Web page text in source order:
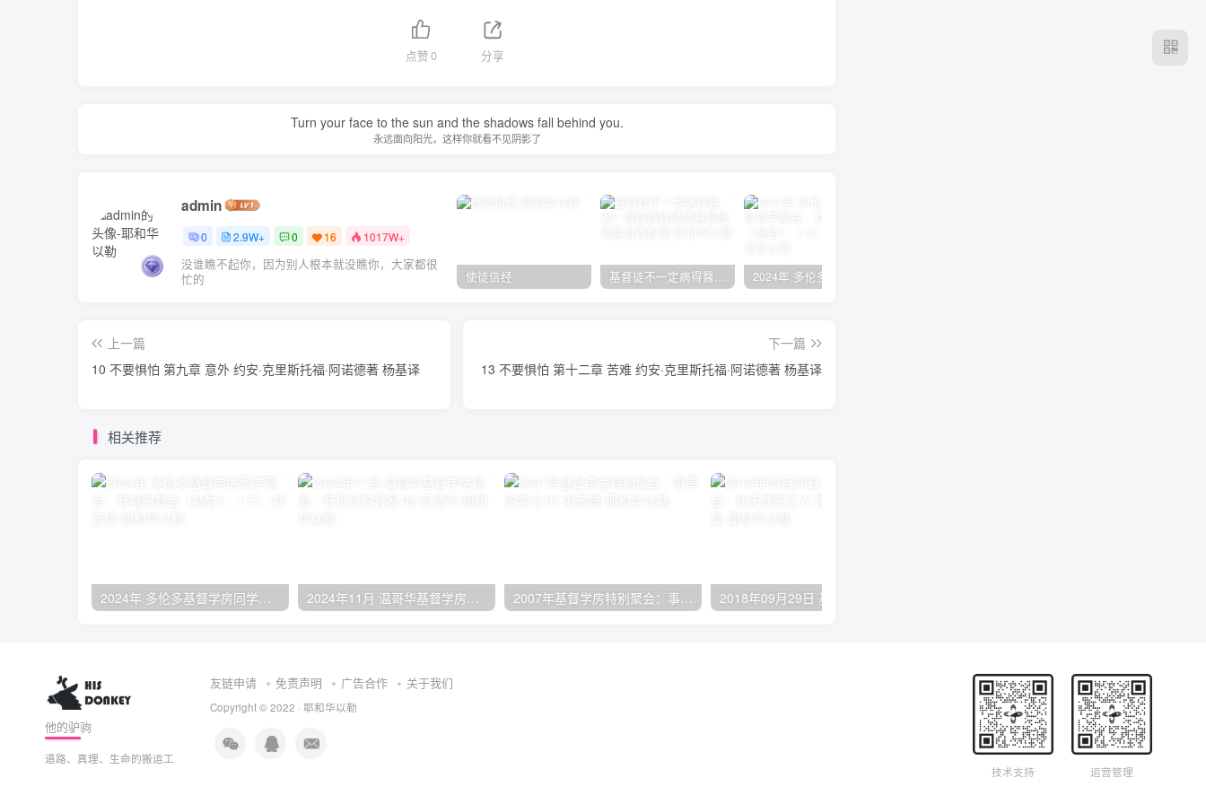
点赞0 分享
Turn your face to the sun and the shadows fall behind you.
永远面向阳光，这样你就看不见阴影了
admin
0 2.9W+ 0 16 1017W+
没谁瞧不起你，因为别人根本就没瞧你，大家都很
忙的
使徒信经
上一篇
10 不要惧怕 第九章 意外 约安·克里斯托福·阿诺德著 杨基译
下一篇
13 不要惧怕 第十二章 苦难 约安·克里斯托福·阿诺德著 杨基译
相关推荐
他的驴驹
道路、真理、生命的搬运工
友链申请 免责声明 广告合作 关于我们
Copyright © 2022 · 耶和华以勒
技术支持 运营管理